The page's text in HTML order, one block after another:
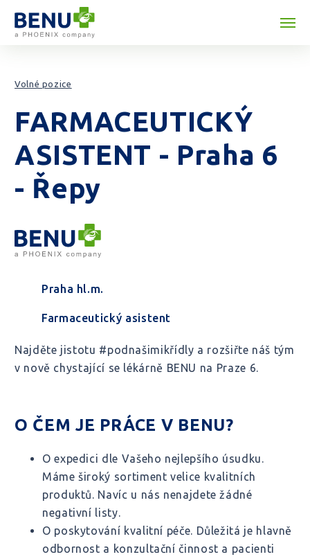
Volné pozice
FARMACEUTICKÝ
ASISTENT - Praha 6
- Řepy
Praha hl.m.
Farmaceutický asistent
Najděte jistotu #podnašimikřídly a rozšiřte náš tým
v nově chystající se lékárně BENU na Praze 6.
O ČEM JE PRÁCE V BENU?
O expedici dle Vašeho nejlepšího úsudku.
Máme široký sortiment velice kvalitních
produktů. Navíc u nás nenajdete žádné
negativní listy.
O poskytování kvalitní péče. Důležitá je hlavně
odbornost a konzultační činnost a pacienti